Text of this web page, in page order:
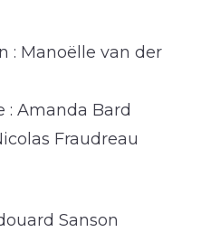
: Manoëlle van der
Amanda Bard
Fraudreau
Sanson